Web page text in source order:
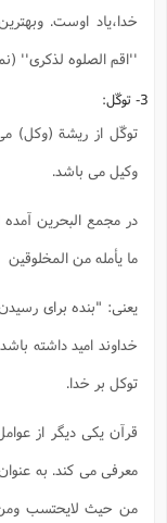
خدا،یاد اوست.
''اقم الصلوه لذکری''
3- توکّل:
توکّل از ریشة (وکل)
وکیل می باشد.
در مجمع البحرین
ما یأمله من المخلوقین
یعنی: "بنده برای
خداوند امید داشته
توکل بر خدا.
قرآن یکی دیگر از
معرفی می کند. به
من حیث لایحتسب ومن